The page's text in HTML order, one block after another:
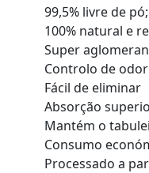
Details99,5% livre de pó;
100% natural e
Super
Controlo de odor
Fácil de eliminar
Absorção
Mantém o
Consumo
Processado a